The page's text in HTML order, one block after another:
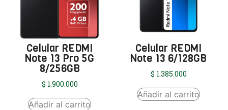
Celular REDMI
Note 13 Pro 5G
8/256GB
$ 1.900.000
Añadir al carrito
Celular REDMI
Note 13 6/128GB
$ 1.385.000
Añadir al carrito